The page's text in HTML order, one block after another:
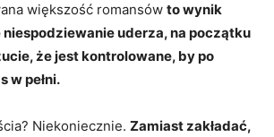
większość romansów to wynik
uderza, na początku
że jest kontrolowane, by po
w pełni.
Niekoniecznie. Zamiast zakładać,